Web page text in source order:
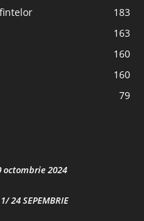
183
163
160
160
79
2024
24 SEPEMBRIE